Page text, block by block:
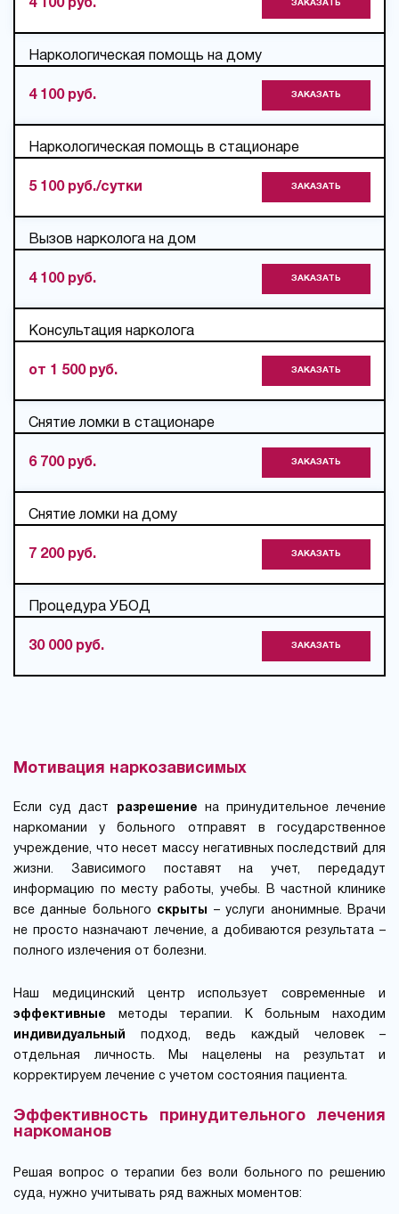
4 100 руб. ЗАКАЗАТЬ
Наркологическая помощь на дому
4 100 руб. ЗАКАЗАТЬ
Наркологическая помощь в стационаре
5 100 руб./сутки ЗАКАЗАТЬ
Вызов нарколога на дом
4 100 руб. ЗАКАЗАТЬ
Консультация нарколога
от 1 500 руб. ЗАКАЗАТЬ
Снятие ломки в стационаре
6 700 руб. ЗАКАЗАТЬ
Снятие ломки на дому
7 200 руб. ЗАКАЗАТЬ
Процедура УБОД
30 000 руб. ЗАКАЗАТЬ
Мотивация наркозависимых
Если суд даст разрешение на принудительное лечение
наркомании у больного отправят в государственное
учреждение, что несет массу негативных последствий для
жизни. Зависимого поставят на учет, передадут
информацию по месту работы, учебы. В частной клинике
все данные больного скрыты
– услуги анонимные. Врачи
не просто назначают лечение, а добиваются результата –
полного излечения от болезни.
Наш медицинский центр использует современные и
эффективные методы терапии. К больным находим
индивидуальный
подход, ведь каждый человек –
отдельная личность. Мы нацелены на результат и
корректируем лечение с учетом состояния пациента.
Эффективность принудительного лечения
наркоманов
Решая вопрос о терапии без воли больного по решению
суда, нужно учитывать ряд важных моментов: